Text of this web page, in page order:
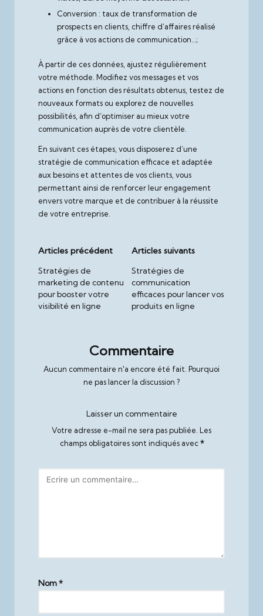
Conversion : taux de transformation de
prospects en clients, chiffre d’affaires réalisé
grâce à vos actions de communication…;
À partir de ces données, ajustez régulièrement
votre méthode. Modifiez vos messages et vos
actions en fonction des résultats obtenus, testez de
nouveaux formats ou explorez de nouvelles
possibilités, afin d’optimiser au mieux votre
communication auprès de votre clientèle.
En suivant ces étapes, vous disposerez d’une
stratégie de communication efficace et adaptée
aux besoins et attentes de vos clients, vous
permettant ainsi de renforcer leur engagement
envers votre marque et de contribuer à la réussite
de votre entreprise.
Post
Articles précédent
Stratégies de
marketing de contenu
pour booster votre
visibilité en ligne
Articles suivants
Stratégies de
communication
efficaces pour lancer vos
produits en ligne
Commentaire
Aucun commentaire n'a encore été fait. Pourquoi
ne pas lancer la discussion ?
Laisser un commentaire
Votre adresse e-mail ne sera pas publiée. Les
champs obligatoires sont indiqués avec*
Nom*